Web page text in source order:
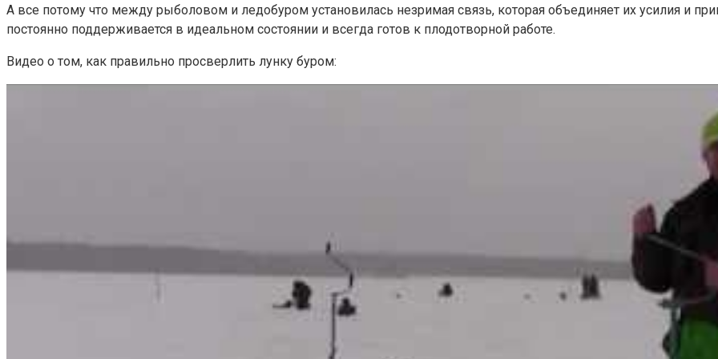
А все потому что между рыболовом и ледобуром установилась незримая связь, которая объединяет их усилия и
постоянно поддерживается в идеальном состоянии и всегда готов к плодотворной работе.
Видео о том, как правильно просверлить лунку буром: